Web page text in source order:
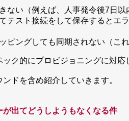
ない（例えば、人事発令後7日以
テスト接続をして保存するとエ
ピングしても同期されない（こ
ク的にプロビジョニングに対
ドを含め紹介していきます。
出てどうしようもなくなる件